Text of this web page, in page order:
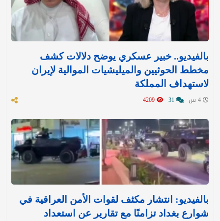
بالفيديو.. خبير عسكري يوضح دلالات كشف
مخطط الحوثيين والميليشيات الموالية لإيران
لاستهداف المملكة
بالفيديو: انتشار مكثف لقوات الأمن العراقية في
شوارع بغداد تزامنًا مع تقارير عن استعداد